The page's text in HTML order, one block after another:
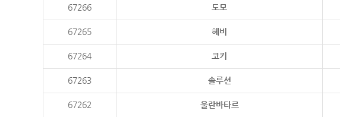
67266 도모
67265 헤비
67264 코키
67263 솔루션
67262 울란바타르